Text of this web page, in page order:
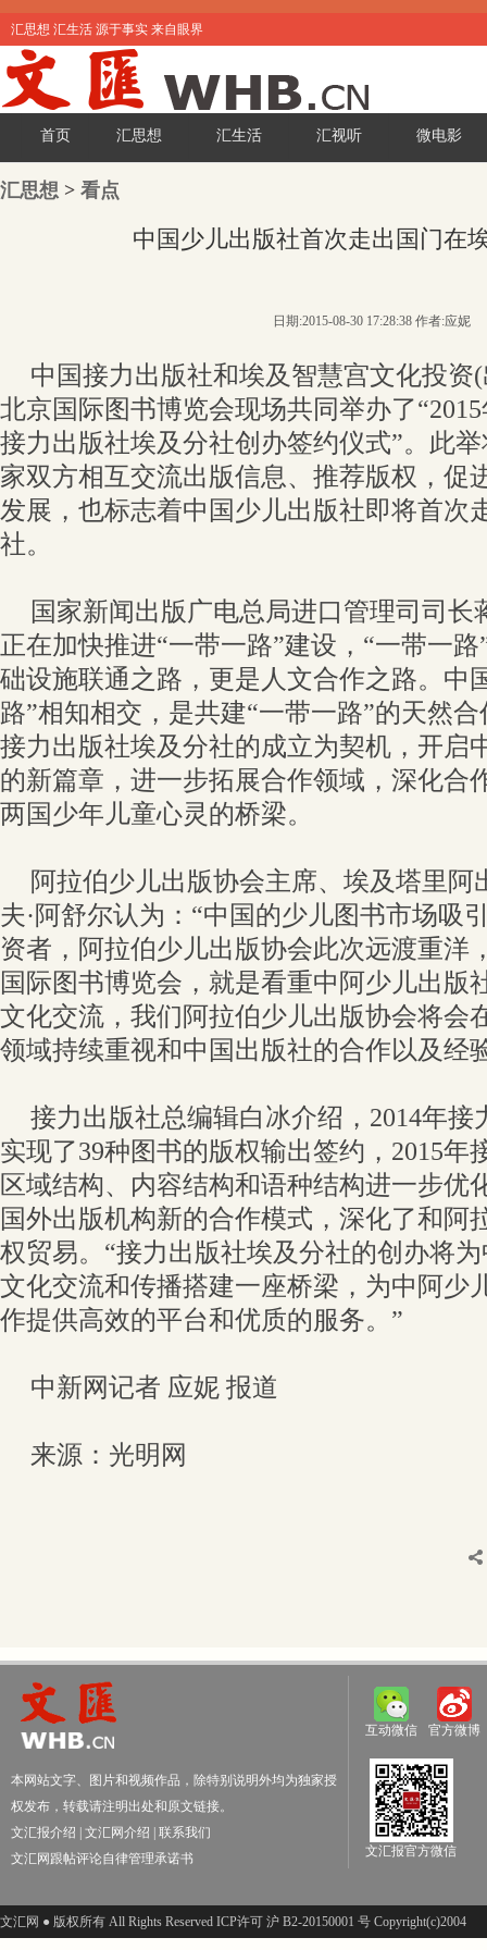
汇思想 汇生活 源于事实 来自眼界
首页 汇思想 汇生活 汇视听 微电影
汇思想 > 看点
中国少儿出版社首次走出国门在
日期:2015-08-30 17:28:38 作者:应妮
中国接力出版社和埃及智慧宫文化投资
北京国际图书博览会现场共同举办了
接力出版社埃及分社创办签约仪式”。此
家双方相互交流出版信息、推荐版权，促
发展，也标志着中国少儿出版社即将首次
社。
国家新闻出版广电总局进口管理司司长
正在加快推进“一带一路”建设，“一带一
础设施联通之路，更是人文合作之路。中
路”相知相交，是共建“一带一路”的天然
接力出版社埃及分社的成立为契机，开启
的新篇章，进一步拓展合作领域，深化合
两国少年儿童心灵的桥梁。
阿拉伯少儿出版协会主席、埃及塔里阿
夫·阿舒尔认为：“中国的少儿图书市场吸
资者，阿拉伯少儿出版协会此次远渡重洋
国际图书博览会，就是看重中阿少儿出版
文化交流，我们阿拉伯少儿出版协会将会
领域持续重视和中国出版社的合作以及经
接力出版社总编辑白冰介绍，2014年
实现了39种图书的版权输出签约，2015年
区域结构、内容结构和语种结构进一步优
国外出版机构新的合作模式，深化了和阿
权贸易。“接力出版社埃及分社的创办将
文化交流和传播搭建一座桥梁，为中阿少
作提供高效的平台和优质的服务。”
中新网记者 应妮 报道
来源：光明网
本网站文字、图片和视频作品，除特别说明外均为独家授
权发布，转载请注明出处和原文链接。
文汇报介绍
文汇网介绍
联系我们
文汇网跟帖评论自律管理承诺书
互动微信 官方微博
文汇报官方微信
文汇网 ● 版权所有 All Rights Reserved ICP许可 沪 B2-20150001 号 Copyright(c)2004